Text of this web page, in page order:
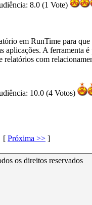
8.0 (1 Vote)
em RunTime para que
aplicações. A ferramenta é
relatórios com
10.0 (4 Votos)
[ Próxima >> ]
os direitos reservados